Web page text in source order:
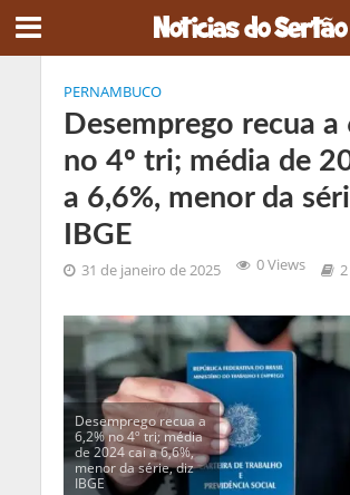
PERNAMBUCO
Desemprego recua a
no 4º tri; média de
a 6,6%, menor da
IBGE
31 de janeiro de 2025 0 Views
Desemprego recua a
6,2% no 4º tri; média
de 2024 cai a 6,6%,
menor da série, diz
IBGE